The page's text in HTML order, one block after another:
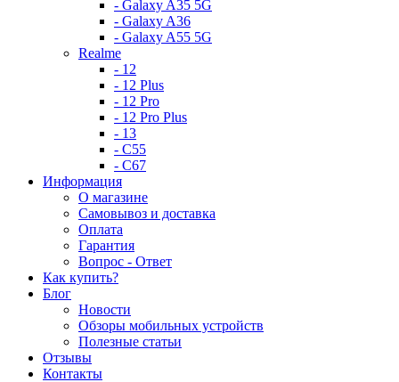
- Galaxy A35 5G
- Galaxy A36
- Galaxy A55 5G
Realme
- 12
- 12 Plus
- 12 Pro
- 12 Pro Plus
- 13
- C55
- C67
Информация
О магазине
Самовывоз и доставка
Оплата
Гарантия
Вопрос - Ответ
Как купить?
Блог
Новости
Обзоры мобильных устройств
Полезные статьи
Отзывы
Контакты